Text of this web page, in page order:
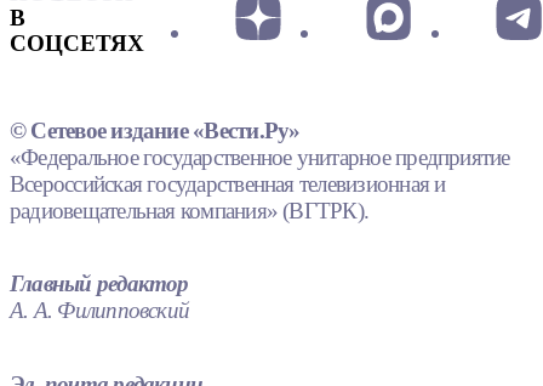
В
СОЦСЕТЯХ
© Сетевое издание «Вести.Ру»
«Федеральное государственное унитарное предприятие
Всероссийская государственная телевизионная и
радиовещательная компания» (ВГТРК).
Главный редактор
А. А. Филипповский